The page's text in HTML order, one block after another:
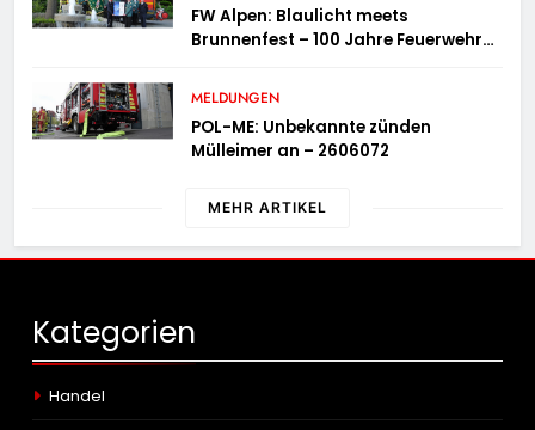
FW Alpen: Blaulicht meets
Brunnenfest – 100 Jahre Feuerwehr
MELDUNGEN
POL-ME: Unbekannte zünden
Mülleimer an – 2606072
MEHR ARTIKEL
Kategorien
Handel